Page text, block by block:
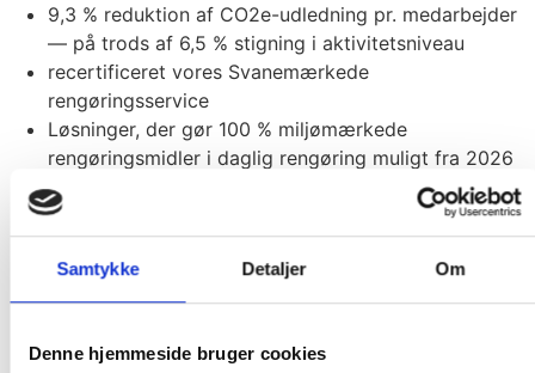
Samtykke Detaljer Om
Denne hjemmeside bruger cookies
9,3 % reduktion af CO2e-udledning pr. medarbejder
— på trods af 6,5 % stigning i aktivitetsniveau
recertificeret vores Svanemærkede
rengøringsservice
Løsninger, der gør 100 % miljømærkede
rengøringsmidler i daglig rengøring muligt fra 2026
40 % elbiler og sikret, at alle nyindkøb af køretøjer er
100 % eldrevne
styrket vores arbejde med ligestilling, repræsentation
og inkluderende rekruttering
investeret i kompetenceløft gennem uddannelse af
styrket indsatsen for danskundervisning, der